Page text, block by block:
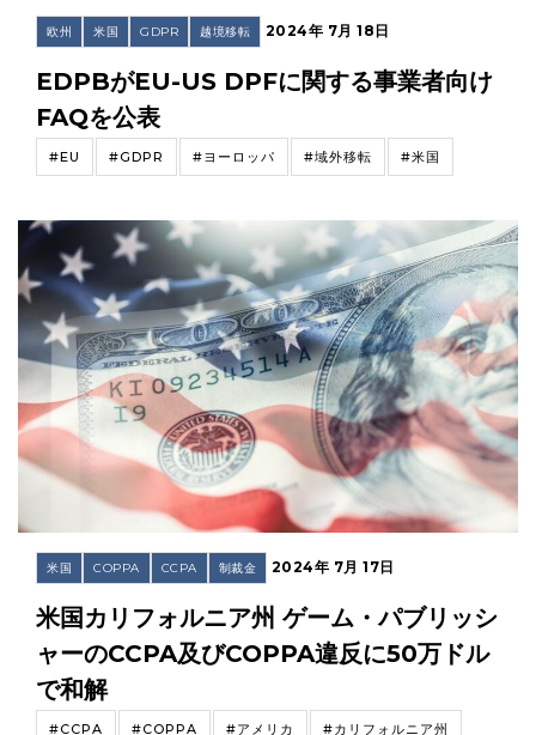
欧州 米国 GDPR 越境移転 2024年 7月 18日
EDPBがEU-US DPFに関する事業者向け
FAQを公表
#EU #GDPR #ヨーロッパ #域外移転 #米国
米国 COPPA CCPA 制裁金 2024年 7月 17日
米国カリフォルニア州 ゲーム・パブリッシ
ャーのCCPA及びCOPPA違反に50万ドル
で和解
#CCPA #COPPA #アメリカ #カリフォルニア州